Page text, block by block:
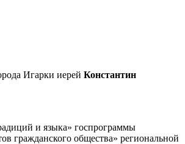
Игарки иерей Константин
и языка» госпрограммы
гражданского общества» региональной